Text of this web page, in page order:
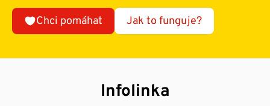
Chci pomáhat Jak to funguje?
Infolinka